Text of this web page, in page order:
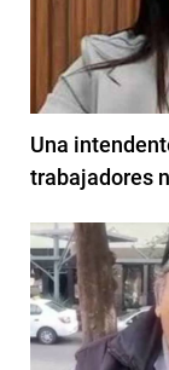
Una
trabajadores